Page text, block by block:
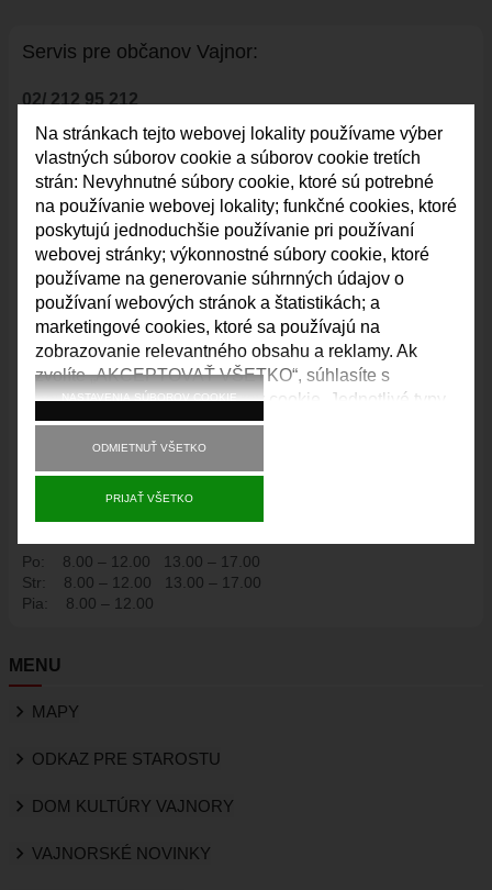
VAJNORSKÉ VINOHRADY
KONTAKTY
STAROSTA
REFERÁTY
Servis pre občanov Vajnor:
02/ 212 95 212
Úradné hodiny:
Po: 8.00 – 12.00 13.00 – 17.00
Str:
8.00 – 12.00 13.00 – 17.00
8.00 – 12.00
Podateľňa:
Po: 8.00 – 12.00 13.00 – 17.00
Ut:
8.00 – 12.00 13.00 – 15.00
8.00 – 12.00
13.00 – 17.00
Štv:
8.00 – 12.00 13.00 – 15.00
Pia: 8.00 – 12.00
Ohlasovňa pobytu a matrika:
Osvedčovanie kópií listín a podpisov na listinách:
Po: 8.00 – 12.00
13.00 – 17.00
Str:
8.00 – 12.00
13.00 – 17.00
Pia:
8.00 – 12.00
MENU
MAPY
ODKAZ PRE STAROSTU
DOM KULTÚRY VAJNORY
VAJNORSKÉ NOVINKY
Na stránkach tejto webovej lokality používame výber
vlastných súborov cookie a súborov cookie tretích
strán: Nevyhnutné súbory cookie, ktoré sú potrebné
na používanie webovej lokality; funkčné cookies, ktoré
poskytujú jednoduchšie používanie pri používaní
webovej stránky; výkonnostné súbory cookie, ktoré
používame na generovanie súhrnných údajov o
používaní webových stránok a štatistikách; a
marketingové cookies, ktoré sa používajú na
zobrazovanie relevantného obsahu a reklamy. Ak
zvolíte „AKCEPTOVAŤ VŠETKO“, súhlasíte s
používaním všetkých súborov cookie. Jednotlivé typy
súborov cookie môžete prijať a odmietnuť a svoj
súhlas do budúcnosti kedykoľvek odvolať v časti
„Nastavenia“.
NASTAVENIA SÚBOROV COOKIE
ODMIETNUŤ VŠETKO
PRIJAŤ VŠETKO